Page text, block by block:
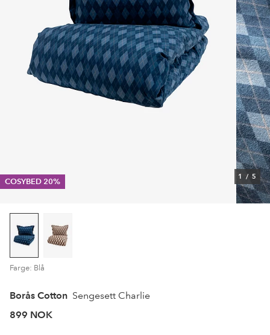
COSYBED 20%
1 / 5
Farge: Blå
Borås Cotton Sengesett Charlie
899 NOK